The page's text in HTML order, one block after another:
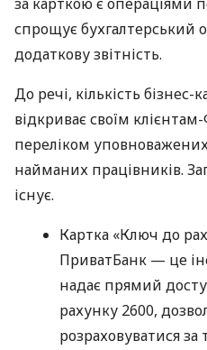
спрощує бухгалтерський
додаткову звітність.
До речі, кількість бізнес-
відкриває своїм
переліком
найманих працівників.
існує.
Картка «Ключ до
ПриватБанк — це
надає прямий
рахунку 2600,
розраховуватися